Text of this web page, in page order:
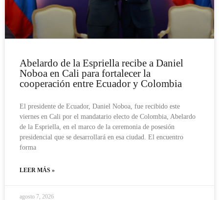
Abelardo de la Espriella recibe a Daniel
Noboa en Cali para fortalecer la
cooperación entre Ecuador y Colombia
El presidente de Ecuador, Daniel Noboa, fue recibido este
viernes en Cali por el mandatario electo de Colombia, Abelardo
de la Espriella, en el marco de la ceremonia de posesión
presidencial que se desarrollará en esa ciudad. El encuentro
forma
LEER MÁS »
agosto 7, 2026